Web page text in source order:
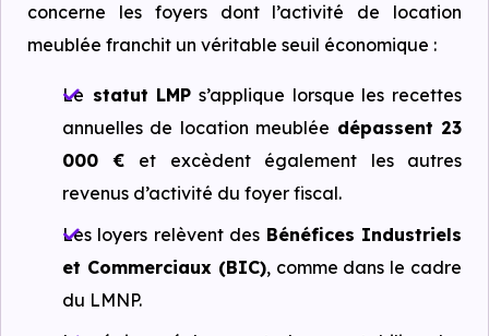
Financer
concerne les foyers dont l’activité de location
meublée franchit un véritable seuil économique :
Le statut LMP s’applique lorsque les recettes
annuelles de location meublée dépassent 23
000 € et excèdent également les autres
revenus d’activité du foyer fiscal.
Les loyers relèvent des Bénéfices Industriels
et Commerciaux (BIC), comme dans le cadre
du LMNP.